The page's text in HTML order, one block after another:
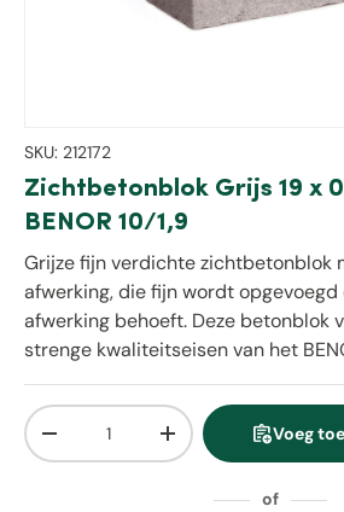
SKU: 212172
Zichtbetonblok Grijs 19 x
BENOR 10/1,9
Grijze fijn verdichte zichtbetonblok
afwerking, die fijn wordt opgevoegd
afwerking behoeft. Deze betonblok
strenge kwaliteitseisen van het
Aantal
Verlaag de hoeveelheid
Verhoog deassignment_add
of